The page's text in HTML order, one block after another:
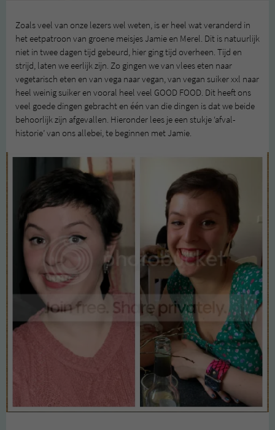
Zoals veel van onze lezers wel weten, is er heel wat veranderd in
het eetpatroon van groene meisjes Jamie en Merel. Dit is natuurlijk
niet in twee dagen tijd gebeurd, hier ging tijd overheen. Tijd en
strijd, laten we eerlijk zijn. Zo gingen we van vlees eten naar
vegetarisch eten en van vega naar vegan, van vegan suiker xxl naar
heel weinig suiker en vooral heel veel GOOD FOOD. Dit heeft ons
veel goede dingen gebracht en één van die dingen is dat we beide
behoorlijk zijn afgevallen. Hieronder lees je een stukje ‘afval-
historie’ van ons allebei, te beginnen met Jamie.